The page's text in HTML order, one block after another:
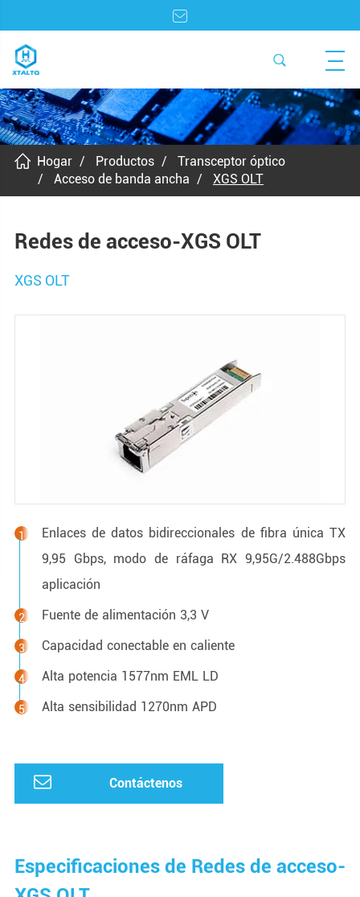
Hogar Productos
Transceptor óptico
Acceso de banda ancha
XGS OLT
Redes de acceso-XGS OLT
XGS OLT
Enlaces de datos bidireccionales de fibra única TX
9,95 Gbps, modo de ráfaga RX 9,95G/2.488Gbps
aplicación
Fuente de alimentación 3,3 V
Capacidad conectable en caliente
Alta potencia 1577nm EML LD
Alta sensibilidad 1270nm APD
Contáctenos
Especificaciones de Redes de acceso-